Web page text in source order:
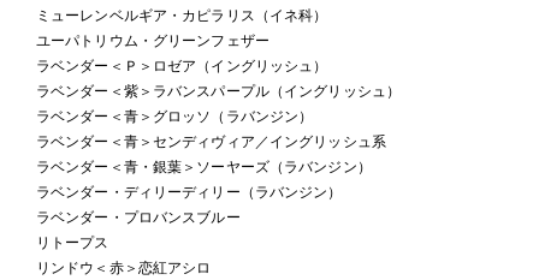
ミューレンベルギア・カピラリス（イネ科）
ユーパトリウム・グリーンフェザー
ラベンダー＜Ｐ＞ロゼア（イングリッシュ）
ラベンダー＜紫＞ラバンスパープル（イングリッシュ）
ラベンダー＜青＞グロッソ（ラバンジン）
ラベンダー＜青＞センディヴィア／イングリッシュ系
ラベンダー＜青・銀葉＞ソーヤーズ（ラバンジン）
ラベンダー・ディリーディリー（ラバンジン）
ラベンダー・プロバンスブルー
リトープス
リンドウ＜赤＞恋紅アシロ